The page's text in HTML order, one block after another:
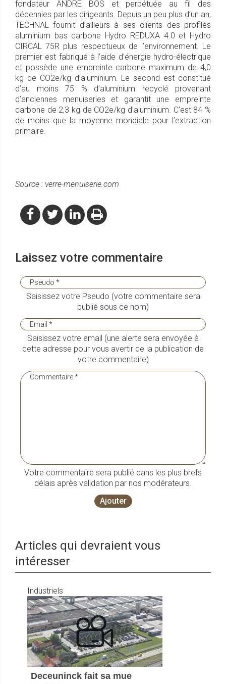
fondateur ANDRÉ BOS et perpétuée au fil des
décennies par les dirigeants. Depuis un peu plus d’un an,
TECHNAL fournit d’ailleurs à ses clients des profilés
aluminium bas carbone Hydro REDUXA 4.0 et Hydro
CIRCAL 75R plus respectueux de l’environnement. Le
premier est fabriqué à l’aide d’énergie hydro-électrique
et possède une empreinte carbone maximum de 4,0
kg de CO2e/kg d’aluminium. Le second est constitué
d’au moins 75 % d’aluminium recyclé provenant
d’anciennes menuiseries et garantit une empreinte
carbone de 2,3 kg de CO2e/kg d’aluminium. C’est 84 %
de moins que la moyenne mondiale pour l’extraction
primaire.
Source : verre-menuiserie.com
Laissez votre commentaire
Saisissez votre Pseudo (votre commentaire sera
publié sous ce nom)
Saisissez votre email (une alerte sera envoyée à
cette adresse pour vous avertir de la publication de
votre commentaire)
Votre commentaire sera publié dans les plus brefs
délais après validation par nos modérateurs.
Ajouter
Articles qui devraient vous
intéresser
Industriels
Deceuninck fait sa mue